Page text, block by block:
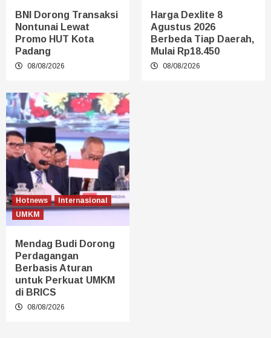
BNI Dorong Transaksi
Nontunai Lewat
Promo HUT Kota
Padang
08/08/2026
Harga Dexlite 8
Agustus 2026
Berbeda Tiap Daerah,
Mulai Rp18.450
08/08/2026
Hotnews
Internasional
UMKM
Mendag Budi Dorong
Perdagangan
Berbasis Aturan
untuk Perkuat UMKM
di BRICS
08/08/2026